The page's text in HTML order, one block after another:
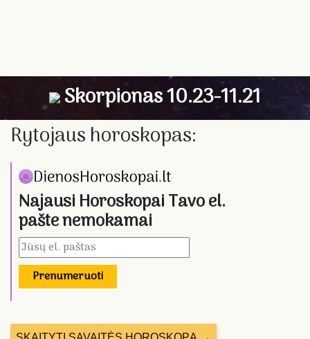
Skorpionas 10.23-11.21
Rytojaus horoskopas:
Najausi Horoskopai Tavo el.
pašte nemokamai
Prenumeruoti